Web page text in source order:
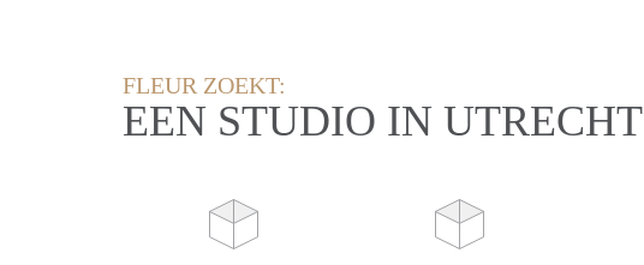
FLEUR ZOEKT:
EEN STUDIO IN UTRECHT